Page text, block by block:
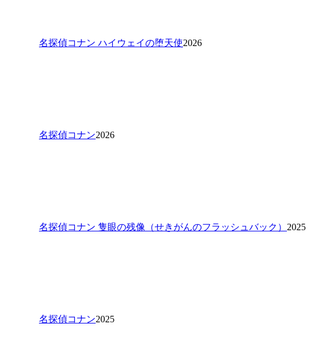
名探偵コナン ハイウェイの堕天使2026
名探偵コナン2026
名探偵コナン 隻眼の残像（せきがんのフラッシュバック） 2025
名探偵コナン2025